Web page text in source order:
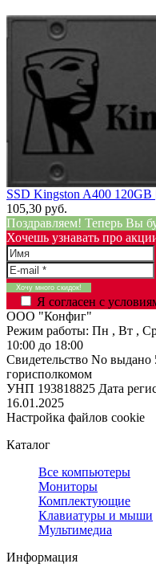
SSD Kingston A400
105,30 руб.
Поздравляем! Теперь Вы
Хочешь узнавать про
Я согласен с
ООО "Конфиг"
Режим работы: Пн , Вт ,
10:00 до 18:00
Свидетельство No
горисполкомом
УНП 193818825 Дата
16.01.2025
Настройка файлов cookie
Каталог
Все компьютеры
Мониторы
Комплектующие
Клавиатуры и мыши
Мультимедиа
Информация